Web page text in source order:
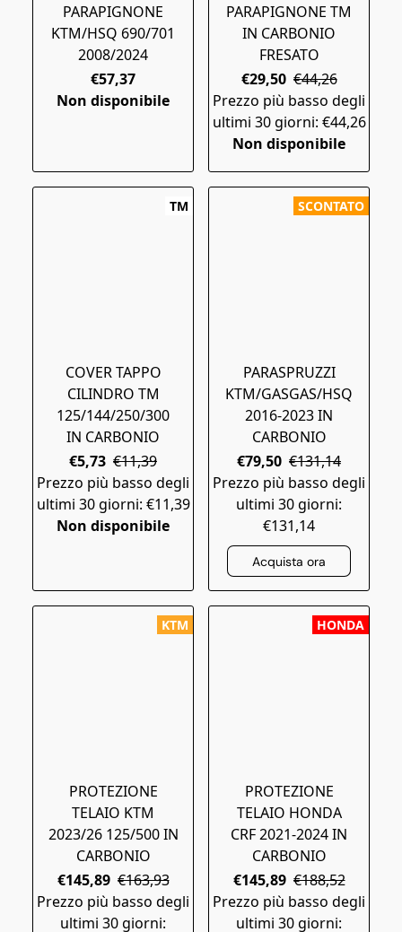
PARAPIGNONE
KTM/HSQ 690/701
2008/2024
€57,37
Non disponibile
PARAPIGNONE TM
IN CARBONIO
FRESATO
€29,50 €44,26
Prezzo più basso degli
ultimi 30 giorni: €44,26
Non disponibile
TM
COVER TAPPO
CILINDRO TM
125/144/250/300
IN CARBONIO
€5,73 €11,39
Prezzo più basso degli
ultimi 30 giorni: €11,39
Non disponibile
SCONTATO
PARASPRUZZI
KTM/GASGAS/HSQ
2016-2023 IN
CARBONIO
€79,50 €131,14
Prezzo più basso degli
ultimi 30 giorni:
€131,14
Acquista ora
KTM
PROTEZIONE
TELAIO KTM
2023/26 125/500 IN
CARBONIO
€145,89 €163,93
Prezzo più basso degli
ultimi 30 giorni:
HONDA
PROTEZIONE
TELAIO HONDA
CRF 2021-2024 IN
CARBONIO
€145,89 €188,52
Prezzo più basso degli
ultimi 30 giorni: